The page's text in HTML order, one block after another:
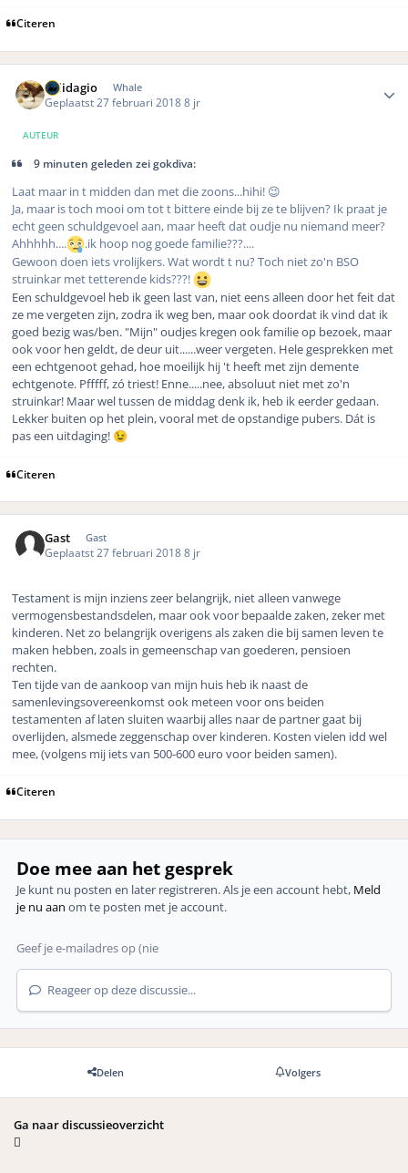
Citeren
Solidagio Whale
Geplaatst27 februari 20188 jr
AUTEUR
9 minuten geleden zei gokdiva:
Laat maar in t midden dan met die zoons...hihi! 😉
Ja, maar is toch mooi om tot t bittere einde bij ze te blijven? Ik praat je
echt geen schuldgevoel aan, maar heeft dat oudje nu niemand meer?
Ahhhhh....
.ik hoop nog goede familie???....
Gewoon doen iets vrolijkers. Wat wordt t nu? Toch niet zo'n BSO
struinkar met tetterende kids???!
Een schuldgevoel heb ik geen last van, niet eens alleen door het feit dat
ze me vergeten zijn, zodra ik weg ben, maar ook doordat ik vind dat ik
goed bezig was/ben. "Mijn" oudjes kregen ook familie op bezoek, maar
ook voor hen geldt, de deur uit......weer vergeten. Hele gesprekken met
een echtgenoot gehad, hoe moeilijk hij 't heeft met zijn demente
echtgenote. Pfffff, zó triest! Enne.....nee, absoluut niet met zo'n
struinkar! Maar wel tussen de middag denk ik, heb ik eerder gedaan.
Lekker buiten op het plein, vooral met de opstandige pubers. Dát is
pas een uitdaging! 😉
Citeren
Gast Gast
Geplaatst27 februari 20188 jr
Testament is mijn inziens zeer belangrijk, niet alleen vanwege
vermogensbestandsdelen, maar ook voor bepaalde zaken, zeker met
kinderen. Net zo belangrijk overigens als zaken die bij samen leven te
maken hebben, zoals in gemeenschap van goederen, pensioen
rechten.
Ten tijde van de aankoop van mijn huis heb ik naast de
samenlevingsovereenkomst ook meteen voor ons beiden
testamenten af laten sluiten waarbij alles naar de partner gaat bij
overlijden, alsmede zeggenschap over kinderen. Kosten vielen idd wel
mee, (volgens mij iets van 500-600 euro voor beiden samen).
Citeren
Doe mee aan het gesprek
Je kunt nu posten en later registreren. Als je een account hebt, Meld
je nu aan om te posten met je account.
Reageer op deze discussie...
Delen Volgers
Ga naar discussieoverzicht